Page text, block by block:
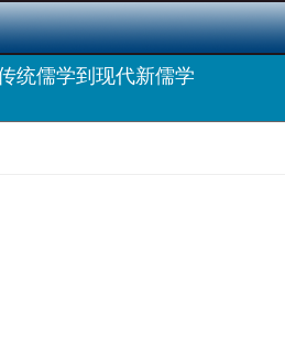
儒学到现代新儒学